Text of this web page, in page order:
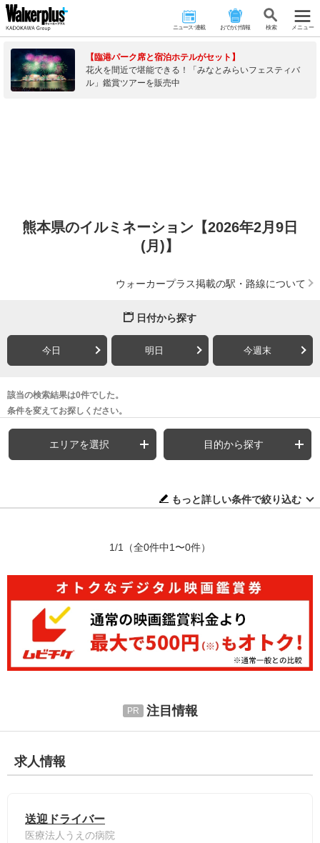
ニュース･連載 おでかけ情報 検 索 メニュー
【臨港パーク席と宿泊ホテルがセット】
花火を間近で堪能できる！「みなとみらいフェスティバ
ル」鑑賞ツアーを販売中
熊本県のイルミネーション【2026年2月9日
(月)】
ウォーカープラス掲載の駅・路線について
日付から探す
今日 明日 今週末
該当の検索結果は0件でした。
条件を変えてお探しください。
エリアを選択 目的から探す
もっと詳しい条件で絞り込む
1/1 （全0件中1〜0件）
注目情報
求人情報
送迎ドライバー
医療法人うえの病院